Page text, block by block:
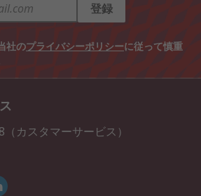
登録
社のプライバシーポリシーに従って慎重
カスタマーサービス）